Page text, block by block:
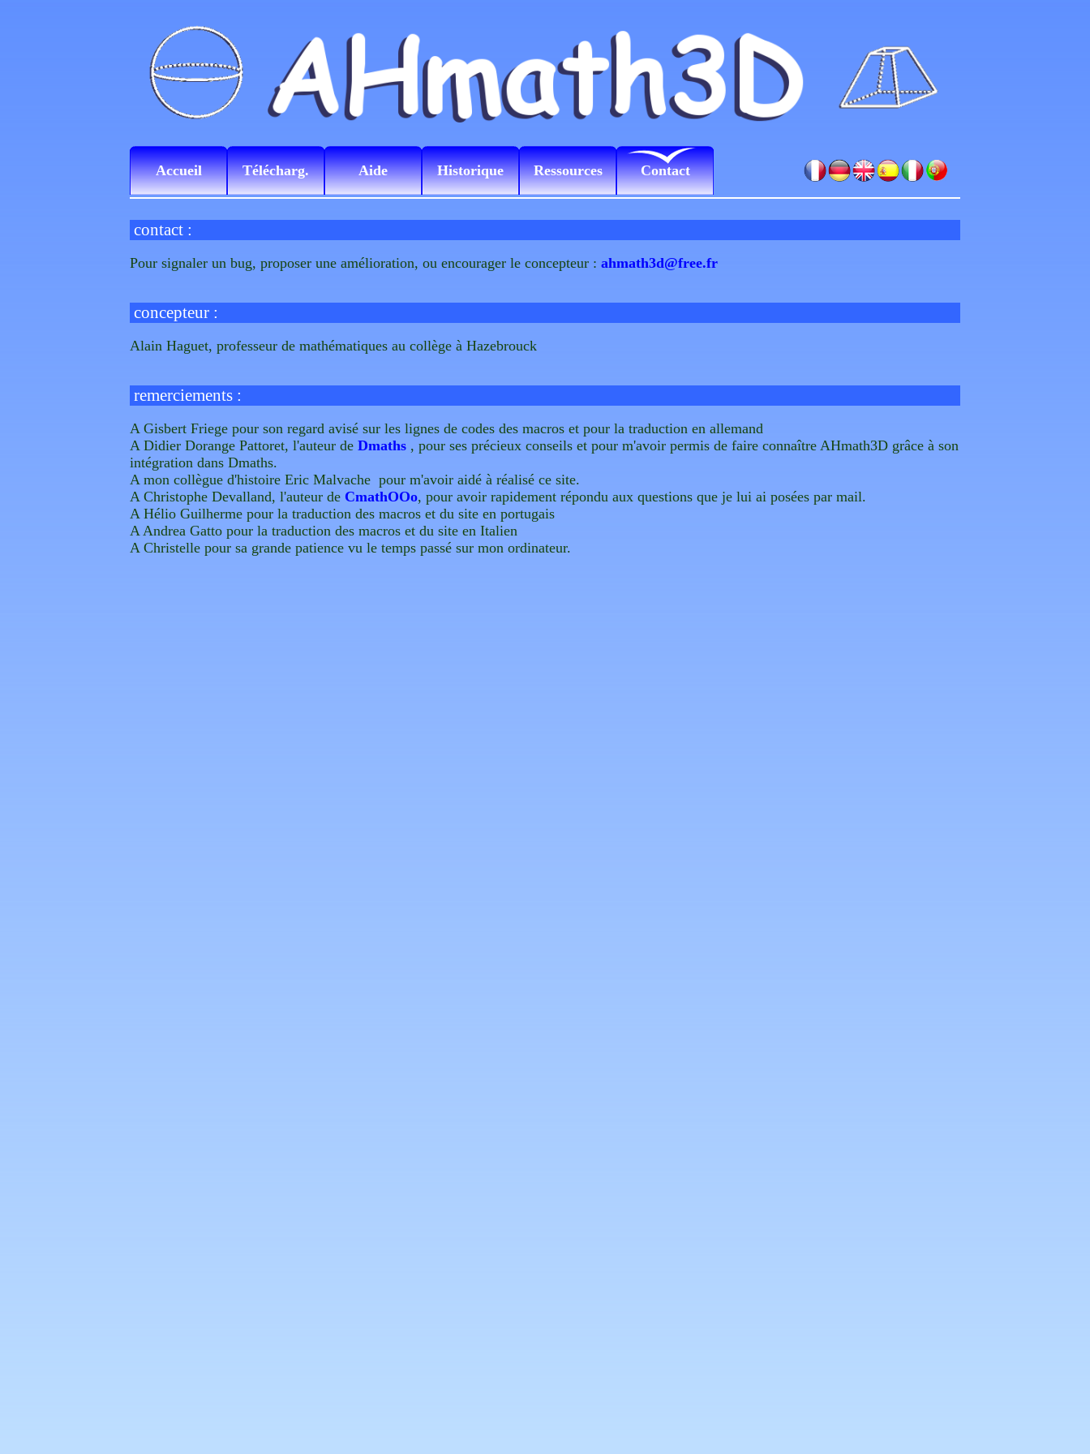
Accueil Télécharg. Aide Historique Ressources Contact
contact :
Pour signaler un bug, proposer une amélioration, ou encourager le concepteur : ahmath3d@free.fr
concepteur :
Alain Haguet, professeur de mathématiques au collège à Hazebrouck
remerciements :
A Gisbert Friege pour son regard avisé sur les lignes de codes des macros et pour la traduction en allemand
A Didier Dorange Pattoret, l'auteur de Dmaths , pour ses précieux conseils et pour m'avoir permis de faire connaître AHmath3D grâce à son
intégration dans Dmaths.
A mon collègue d'histoire Eric Malvache pour m'avoir aidé à réalisé ce site.
A Christophe Devalland, l'auteur de CmathOOo, pour avoir rapidement répondu aux questions que je lui ai posées par mail.
A Hélio Guilherme pour la traduction des macros et du site en portugais
A Andrea Gatto pour la traduction des macros et du site en Italien
A Christelle pour sa grande patience vu le temps passé sur mon ordinateur.